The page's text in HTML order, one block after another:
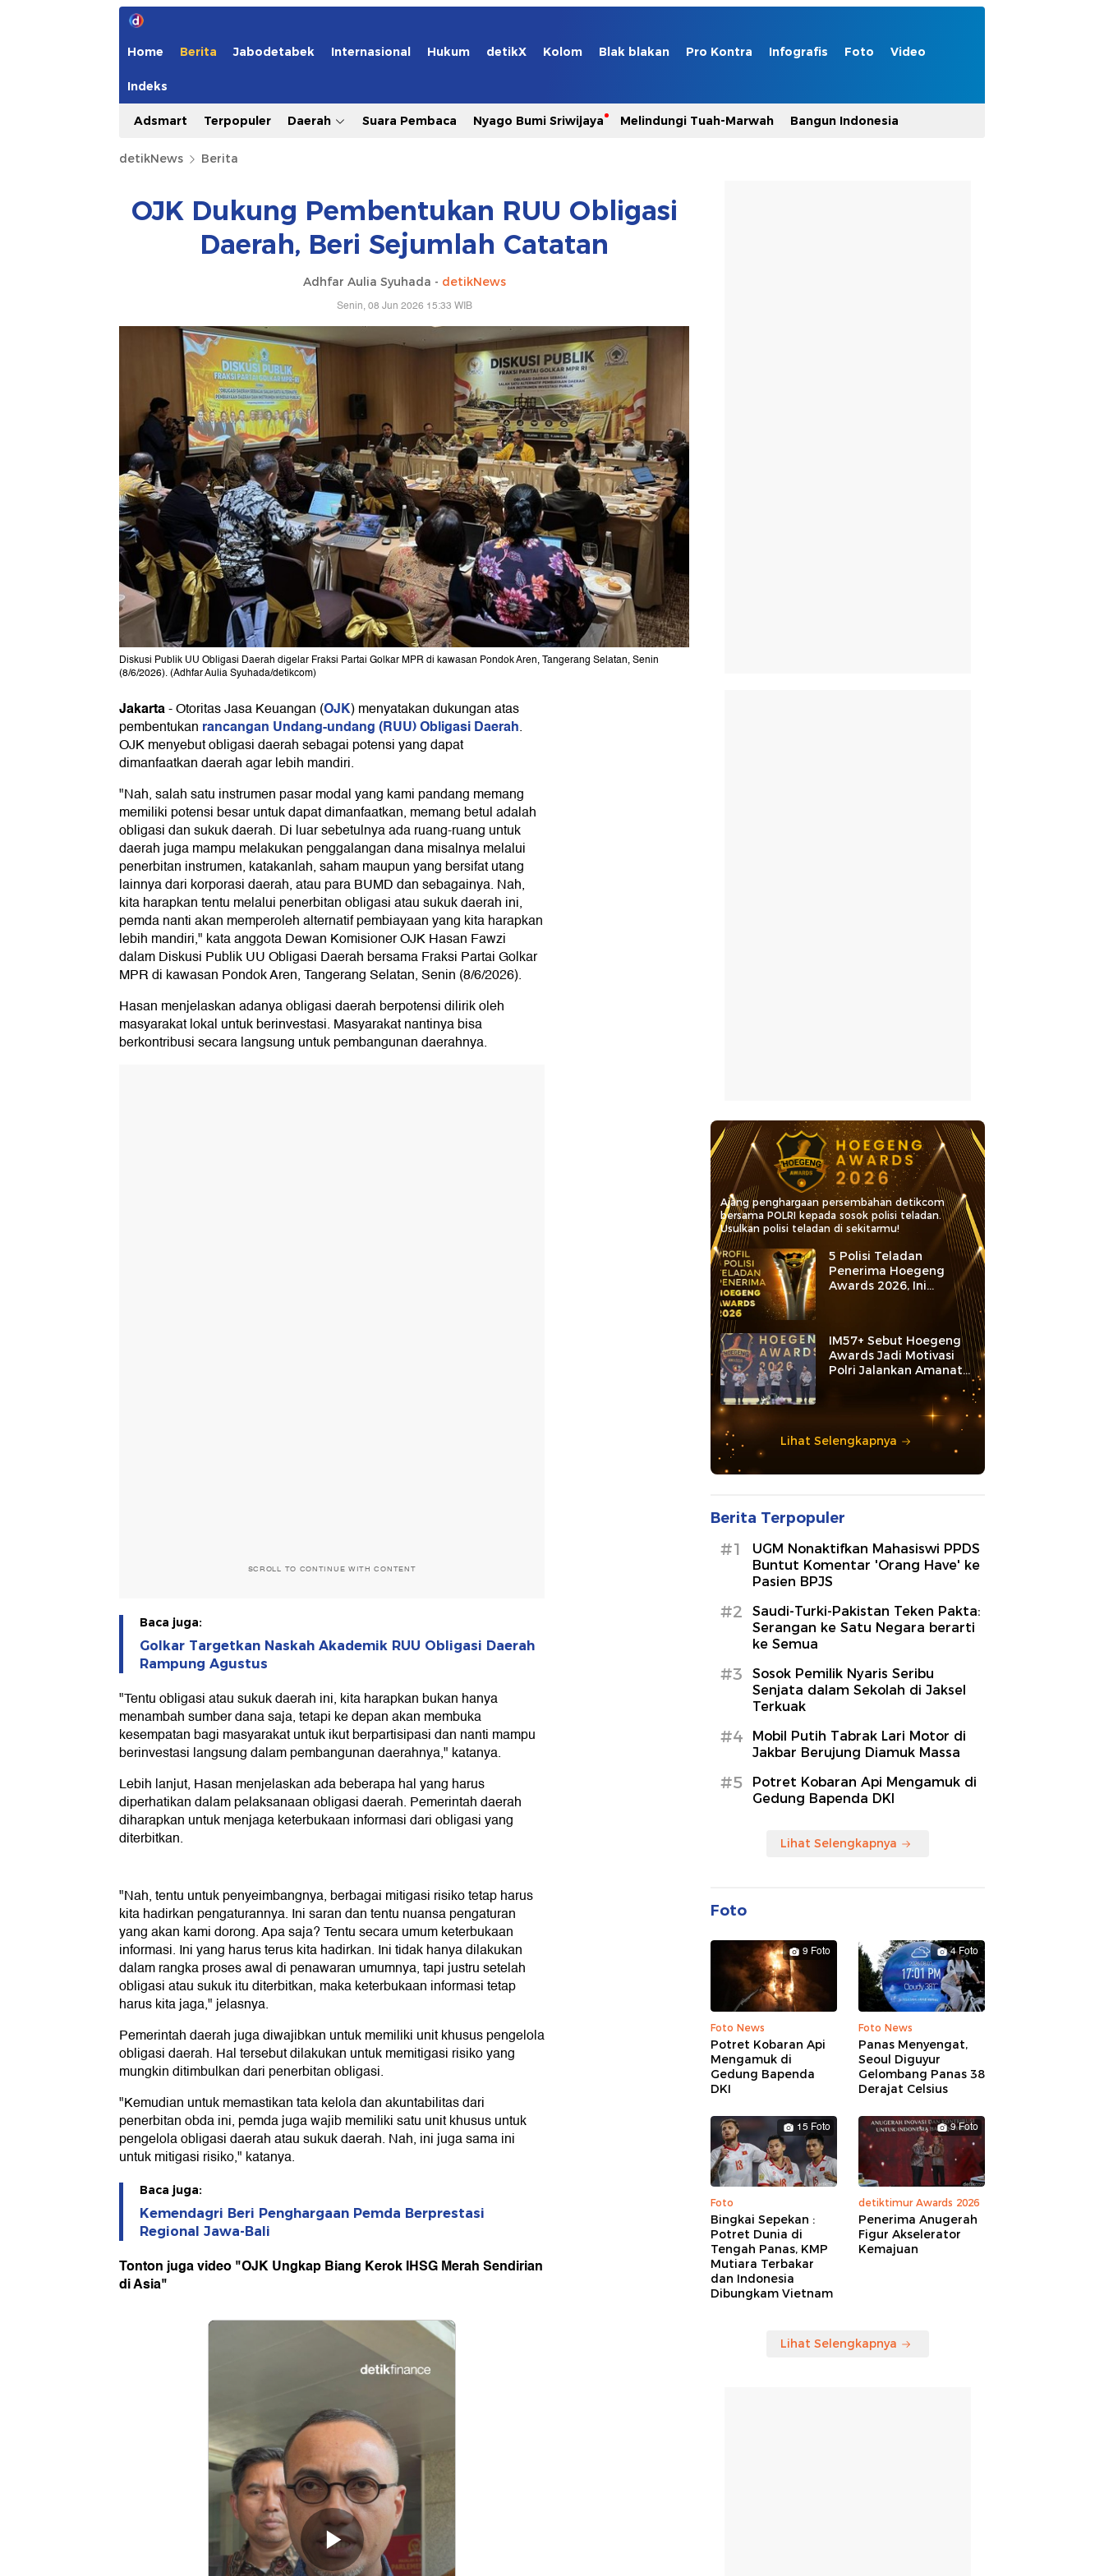
Home Berita Jabodetabek Internasional Hukum detikX Kolom Blak blakan Pro Kontra Infografis Foto Video
Indeks
Adsmart Terpopuler Daerah Suara Pembaca Nyago Bumi Sriwijaya Melindungi Tuah-Marwah Bangun Indonesia
detikNews Berita
OJK Dukung Pembentukan RUU Obligasi
Daerah, Beri Sejumlah Catatan
Adhfar Aulia Syuhada - detikNews
Senin, 08 Jun 2026 15:33 WIB
Diskusi Publik UU Obligasi Daerah digelar Fraksi Partai Golkar MPR di kawasan Pondok Aren, Tangerang Selatan, Senin
(8/6/2026). (Adhfar Aulia Syuhada/detikcom)
Jakarta-Otoritas Jasa Keuangan (OJK) menyatakan dukungan atas
pembentukan rancangan Undang-undang (RUU) Obligasi Daerah.
OJK menyebut obligasi daerah sebagai potensi yang dapat
dimanfaatkan daerah agar lebih mandiri.
"Nah, salah satu instrumen pasar modal yang kami pandang memang
memiliki potensi besar untuk dapat dimanfaatkan, memang betul adalah
obligasi dan sukuk daerah. Di luar sebetulnya ada ruang-ruang untuk
daerah juga mampu melakukan penggalangan dana misalnya melalui
penerbitan instrumen, katakanlah, saham maupun yang bersifat utang
lainnya dari korporasi daerah, atau para BUMD dan sebagainya. Nah,
kita harapkan tentu melalui penerbitan obligasi atau sukuk daerah ini,
pemda nanti akan memperoleh alternatif pembiayaan yang kita harapkan
lebih mandiri," kata anggota Dewan Komisioner OJK Hasan Fawzi
dalam Diskusi Publik UU Obligasi Daerah bersama Fraksi Partai Golkar
MPR di kawasan Pondok Aren, Tangerang Selatan, Senin (8/6/2026).
Hasan menjelaskan adanya obligasi daerah berpotensi dilirik oleh
masyarakat lokal untuk berinvestasi. Masyarakat nantinya bisa
berkontribusi secara langsung untuk pembangunan daerahnya.
SCROLL TO CONTINUE WITH CONTENT
Baca juga:
Golkar Targetkan Naskah Akademik RUU Obligasi Daerah
Rampung Agustus
"Tentu obligasi atau sukuk daerah ini, kita harapkan bukan hanya
menambah sumber dana saja, tetapi ke depan akan membuka
kesempatan bagi masyarakat untuk ikut berpartisipasi dan nanti mampu
berinvestasi langsung dalam pembangunan daerahnya," katanya.
Lebih lanjut, Hasan menjelaskan ada beberapa hal yang harus
diperhatikan dalam pelaksanaan obligasi daerah. Pemerintah daerah
diharapkan untuk menjaga keterbukaan informasi dari obligasi yang
diterbitkan.
"Nah, tentu untuk penyeimbangnya, berbagai mitigasi risiko tetap harus
kita hadirkan pengaturannya. Ini saran dan tentu nuansa pengaturan
yang akan kami dorong. Apa saja? Tentu secara umum keterbukaan
informasi. Ini yang harus terus kita hadirkan. Ini tidak hanya dilakukan
dalam rangka proses awal di penawaran umumnya, tapi justru setelah
obligasi atau sukuk itu diterbitkan, maka keterbukaan informasi tetap
harus kita jaga," jelasnya.
Pemerintah daerah juga diwajibkan untuk memiliki unit khusus pengelola
obligasi daerah. Hal tersebut dilakukan untuk memitigasi risiko yang
mungkin ditimbulkan dari penerbitan obligasi.
"Kemudian untuk memastikan tata kelola dan akuntabilitas dari
penerbitan obda ini, pemda juga wajib memiliki satu unit khusus untuk
pengelola obligasi daerah atau sukuk daerah. Nah, ini juga sama ini
untuk mitigasi risiko," katanya.
Baca juga:
Kemendagri Beri Penghargaan Pemda Berprestasi
Regional Jawa-Bali
Tonton juga video "OJK Ungkap Biang Kerok IHSG Merah Sendirian
di Asia"
Ajang penghargaan persembahan detikcom
bersama POLRI kepada sosok polisi teladan.
Usulkan polisi teladan di sekitarmu!
5 Polisi Teladan
Penerima Hoegeng
Awards 2026, Ini
Kategori dan Kiprahnya
IM57+ Sebut Hoegeng
Awards Jadi Motivasi
Polri Jalankan Amanat
Lihat Selengkapnya
Berita Terpopuler
#1
UGM Nonaktifkan Mahasiswi PPDS
Buntut Komentar 'Orang Have' ke
Pasien BPJS
#2
Saudi-Turki-Pakistan Teken Pakta:
Serangan ke Satu Negara berarti
ke Semua
#3
Sosok Pemilik Nyaris Seribu
Senjata dalam Sekolah di Jaksel
Terkuak
#4
Mobil Putih Tabrak Lari Motor di
Jakbar Berujung Diamuk Massa
#5
Potret Kobaran Api Mengamuk di
Gedung Bapenda DKI
Lihat Selengkapnya
Foto
9 Foto
Foto News
Potret Kobaran Api
Mengamuk di
Gedung Bapenda
DKI
4 Foto
Foto News
Panas Menyengat,
Seoul Diguyur
Gelombang Panas 38
Derajat Celsius
15 Foto
Foto
Bingkai Sepekan :
Potret Dunia di
Tengah Panas, KMP
Mutiara Terbakar
dan Indonesia
Dibungkam Vietnam
9 Foto
detiktimur Awards 2026
Penerima Anugerah
Figur Akselerator
Kemajuan
Lihat Selengkapnya